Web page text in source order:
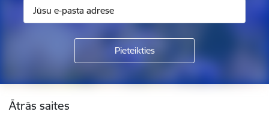
Kājene
Ātrās saites